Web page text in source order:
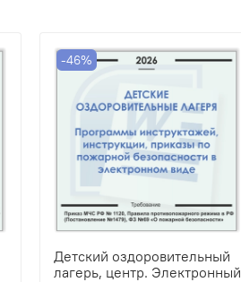
-46%
Детский оздоровительный
лагерь, центр. Электронный